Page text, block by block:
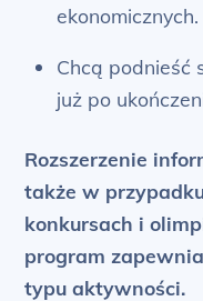
ekonomicznych.
Chcą podnieść
już po
Rozszerzenie
także w
konkursach i
program
typu aktywności.